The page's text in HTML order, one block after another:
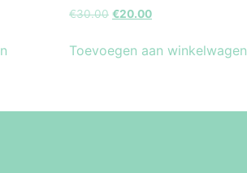
€30.00 €20.00
Toevoegen aan winkelwagen